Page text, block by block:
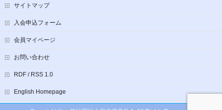
サイトマップ
入会申込フォーム
会員マイページ
お問い合わせ
RDF / RSS 1.0
English Homepage